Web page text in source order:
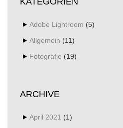
Adobe Lightroom (5)
Allgemein (11)
Fotografie (19)
ARCHIVE
April 2021 (1)